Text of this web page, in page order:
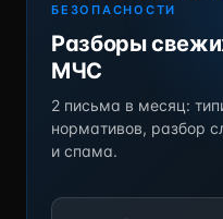
БЕЗОПАСНОСТИ
Разборы
МЧС
2 письма в месяц:
нормативов, разбор
и спама.